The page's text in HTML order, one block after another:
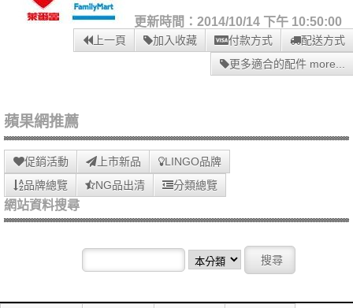
更新時間：2014/10/14 下午 10:50:00
上一頁 加入收藏 付款方式
配送方式
更多適合的配件 more...
蘋果網推薦
促銷活動 上市新品
LINGO品牌
品牌總覽
NG品出清 分類總覽
網站資料搜尋